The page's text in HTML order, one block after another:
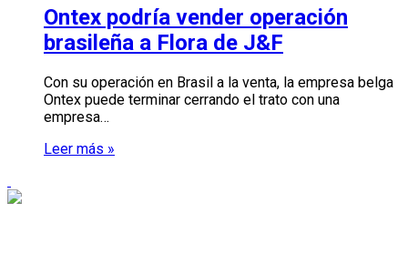
Ontex podría vender operación
brasileña a Flora de J&F
Con su operación en Brasil a la venta, la empresa belga
Ontex puede terminar cerrando el trato con una
empresa…
Leer más »